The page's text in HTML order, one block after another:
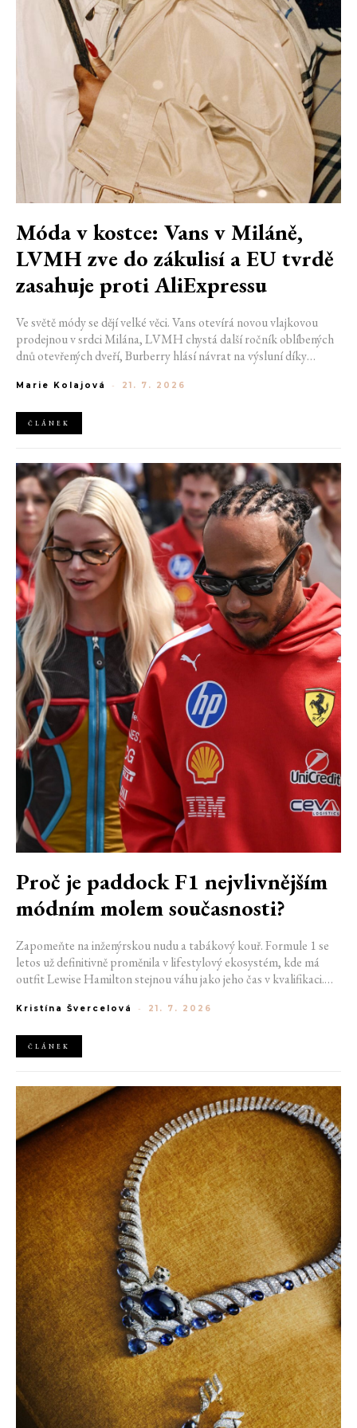
Móda v kostce: Vans v Miláně,
LVMH zve do zákulisí a EU tvrdě
zasahuje proti AliExpressu
Ve světě módy se dějí velké věci. Vans otevírá novou vlajkovou
prodejnou v srdci Milána, LVMH chystá další ročník oblíbených
dnů otevřených dveří, Burberry hlásí návrat na výsluní díky
AliExpress.
Marie Kolajová - 21. 7. 2026
ČLÁNEK
Proč je paddock F1 nejvlivnějším
módním molem současnosti?
Zapomeňte na inženýrskou nudu a tabákový kouř. Formule 1 se
letos už definitivně proměnila v lifestylový ekosystém, kde má
outfit Lewise Hamilton stejnou váhu jako jeho čas v kvalifikaci.
nové generace influencerů a fenoménu manželek a partnerek
ale příslušnost k nejrychlejší fashion komunitě světa. Jak se z
"Racing Core" stala uniforma ulice a proč nás drama v paddocku
Kristína Švercelová - 21. 7. 2026
ČLÁNEK